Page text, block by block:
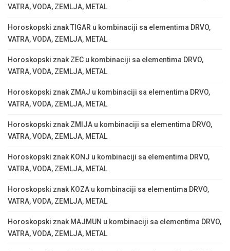
VATRA, VODA, ZEMLJA, METAL
Horoskopski znak TIGAR u kombinaciji sa elementima DRVO,
VATRA, VODA, ZEMLJA, METAL
Horoskopski znak ZEC u kombinaciji sa elementima DRVO,
VATRA, VODA, ZEMLJA, METAL
Horoskopski znak ZMAJ u kombinaciji sa elementima DRVO,
VATRA, VODA, ZEMLJA, METAL
Horoskopski znak ZMIJA u kombinaciji sa elementima DRVO,
VATRA, VODA, ZEMLJA, METAL
Horoskopski znak KONJ u kombinaciji sa elementima DRVO,
VATRA, VODA, ZEMLJA, METAL
Horoskopski znak KOZA u kombinaciji sa elementima DRVO,
VATRA, VODA, ZEMLJA, METAL
Horoskopski znak MAJMUN u kombinaciji sa elementima DRVO,
VATRA, VODA, ZEMLJA, METAL